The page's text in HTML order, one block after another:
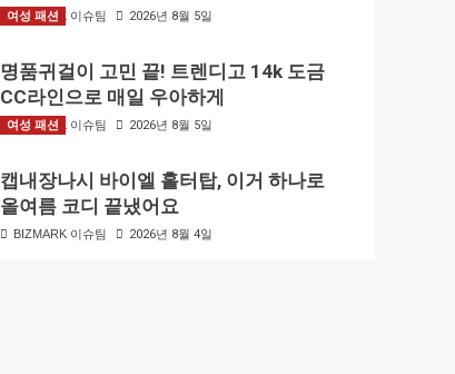
BIZMARK 이슈팀 2026년 8월 5일
여성 패션
명품귀걸이 고민 끝! 트렌디고 14k 도금
CC라인으로 매일 우아하게
BIZMARK 이슈팀 2026년 8월 5일
여성 패션
캡내장나시 바이엘 홀터탑, 이거 하나로
올여름 코디 끝냈어요
BIZMARK 이슈팀 2026년 8월 4일